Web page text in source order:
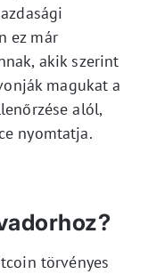
ez már
akik szerint
magukat a
alól,
nyomtatja.
törvényes